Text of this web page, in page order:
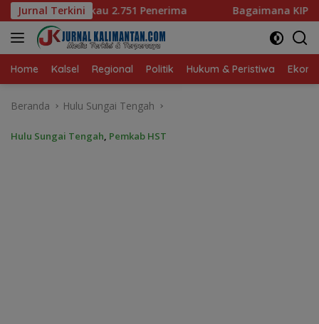
Langsung
ke
konten
Jurnal TerkiniBagaimana KIP Hadapi Deepfake dan Hoaks?
Home Kalsel Regional Politik Hukum & Peristiwa
Beranda Hulu Sungai Tengah
Hulu Sungai Tengah, Pemkab HST